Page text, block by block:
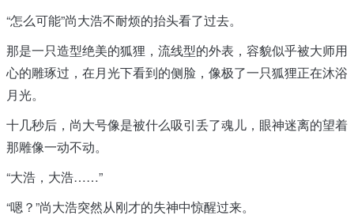
“怎么可能”尚大浩不耐烦的抬头看了过去。
那是一只造型绝美的狐狸，流线型的外表，容貌似乎被大师用
心的雕琢过，在月光下看到的侧脸，像极了一只狐狸正在沐浴
月光。
十几秒后，尚大号像是被什么吸引丢了魂儿，眼神迷离的望着
那雕像一动不动。
“大浩，大浩……”
“嗯？”尚大浩突然从刚才的失神中惊醒过来。